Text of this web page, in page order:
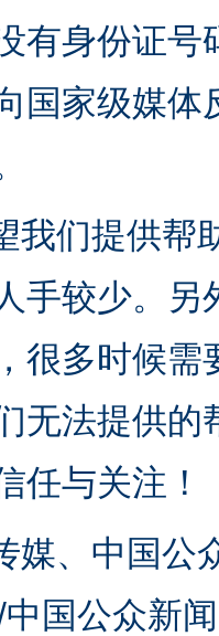
有身份证
国家级媒
我们提供帮
手较少。
很多时候
无法提供
任与关注！
媒、中国公
国公众新